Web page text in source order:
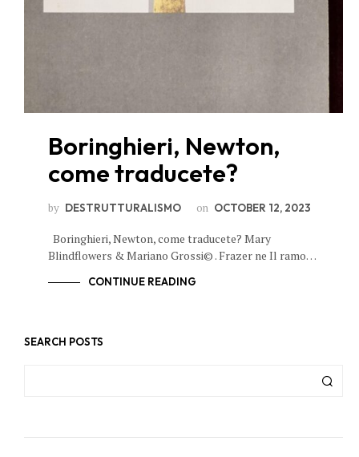
Boringhieri, Newton,
come traducete?
by DESTRUTTURALISMO on OCTOBER 12, 2023
Boringhieri, Newton, come traducete? Mary
Blindflowers & Mariano Grossi© . Frazer ne Il ramo…
CONTINUE READING
SEARCH POSTS